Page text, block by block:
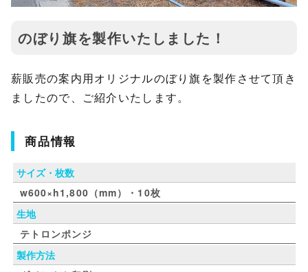
のぼり旗を製作いたしました！
薪販売の案内用オリジナルのぼり旗を製作させて頂き
ましたので、ご紹介いたします。
商品情報
サイズ・枚数
w600×h1,800（mm）・10枚
生地
テトロンポンジ
製作方法